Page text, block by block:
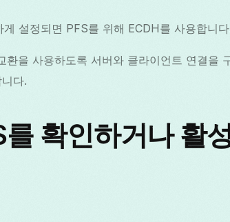
게 설정되면 PFS를 위해 ECDH를 사용합니
을 사용하도록 서버와 클라이언트 연결을
다.
확인하거나 활